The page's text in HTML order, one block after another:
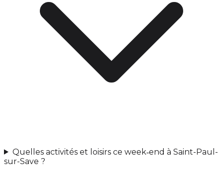
Quelles activités et loisirs ce week‑end à Saint-Paul-
sur-Save ?